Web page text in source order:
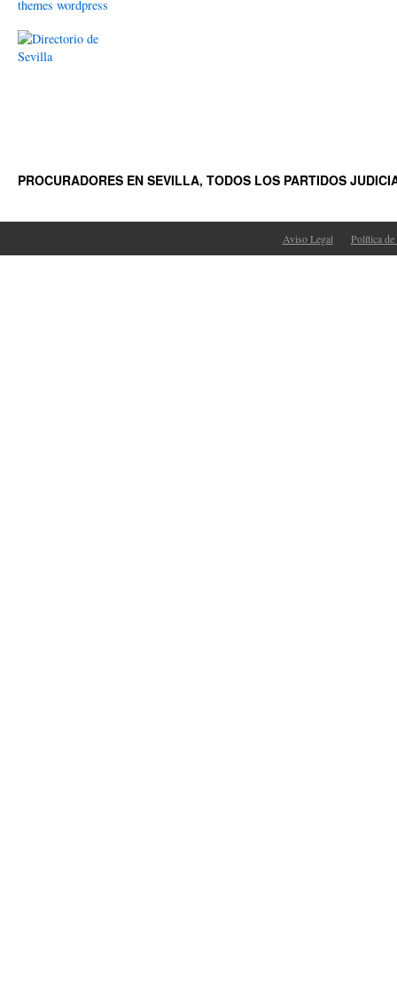
themes wordpress
PROCURADORES EN SEVILLA, TODOS LOS PARTIDOS
Aviso Legal Política